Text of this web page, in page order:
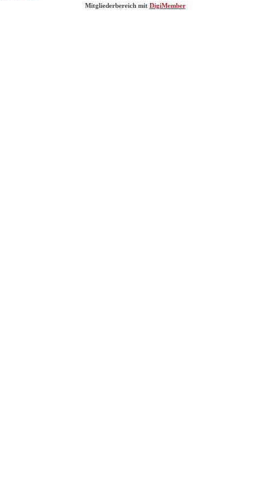
Mitgliederbereich mit DigiMember